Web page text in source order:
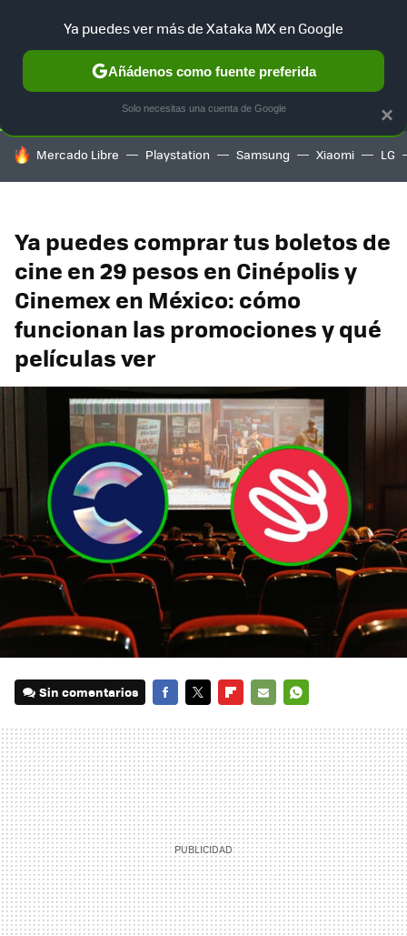
SELECCIÓN GAMING HOME AUTO TERRITORIO
HOY SE HABLA DE
Mercado Libre Playstation Samsung Xiaomi LG
Ya puedes comprar tus boletos de
cine en 29 pesos en Cinépolis y
Cinemex en México: cómo
funcionan las promociones y qué
películas ver
Sin comentarios
MAIL
×
Ya puedes ver más de Xataka MX en Google
Añádenos como fuente preferida
Solo necesitas una cuenta de Google